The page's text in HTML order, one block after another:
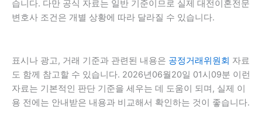
습니다. 다만 공식 자료는 일반 기준이므로 실제 대전이혼전문
변호사 조건은 개별 상황에 따라 달라질 수 있습니다.
표시나 광고, 거래 기준과 관련된 내용은 공정거래위원회 자료
도 함께 참고할 수 있습니다. 2026년06월20일 01시09분 이런
자료는 기본적인 판단 기준을 세우는 데 도움이 되며, 실제 이
용 전에는 안내받은 내용과 비교해서 확인하는 것이 좋습니다.